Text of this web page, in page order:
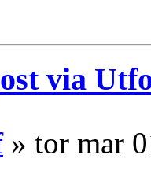
via
» tor mar